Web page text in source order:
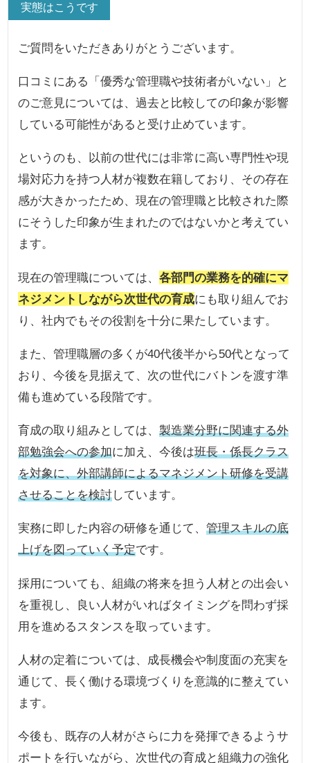
実態はこうです
ご質問をいただきありがとうございます。
口コミにある「優秀な管理職や技術者がいない」と
のご意見については、過去と比較しての印象が影響
している可能性があると受け止めています。
というのも、以前の世代には非常に高い専門性や現
場対応力を持つ人材が複数在籍しており、その存在
感が大きかったため、現在の管理職と比較された際
にそうした印象が生まれたのではないかと考えてい
ます。
現在の管理職については、各部門の業務を的確にマ
ネジメントしながら次世代の育成にも取り組んでお
り、社内でもその役割を十分に果たしています。
また、管理職層の多くが40代後半から50代となって
おり、今後を見据えて、次の世代にバトンを渡す準
備も進めている段階です。
育成の取り組みとしては、製造業分野に関連する外
部勉強会への参加に加え、今後は班長・係長クラス
を対象に、外部講師によるマネジメント研修を受講
させることを検討しています。
実務に即した内容の研修を通じて、管理スキルの底
上げを図っていく予定です。
採用についても、組織の将来を担う人材との出会い
を重視し、良い人材がいればタイミングを問わず採
用を進めるスタンスを取っています。
人材の定着については、成長機会や制度面の充実を
通じて、長く働ける環境づくりを意識的に整えてい
ます。
今後も、既存の人材がさらに力を発揮できるようサ
ポートを行いながら、次世代の育成と組織力の強化